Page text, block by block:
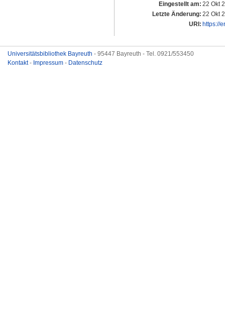
Eingestellt am: 22 Okt
Letzte Änderung: 22 Okt
URI: https://
Universitätsbibliothek Bayreuth - 95447 Bayreuth - Tel. 0921/553450
Kontakt- Impressum - Datenschutz